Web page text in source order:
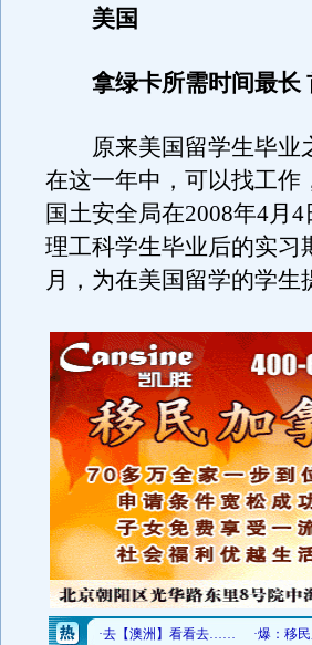
美国
拿绿卡所需时间最长
原来美国留学生毕业
在这一年中，可以找工作
国土安全局在2008年4月
理工科学生毕业后的实习
月，为在美国留学的学生